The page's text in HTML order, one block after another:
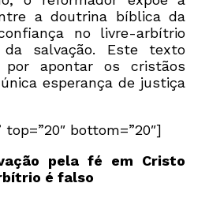
a doutrina bíblica da
no livre-arbítrio
salvação. Este texto
por apontar os cristãos
esperança de justiça
bottom=”20″]
pela fé em Cristo
é falso